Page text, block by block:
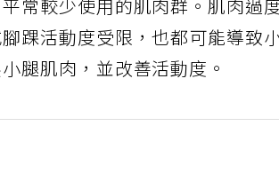
常較少使用的肌肉群。肌肉過
踝活動度受限，也都可能導致
腿肌肉，並改善活動度。